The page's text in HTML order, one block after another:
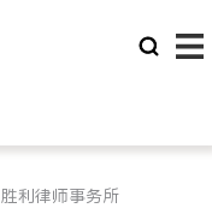
胜利律师事务所